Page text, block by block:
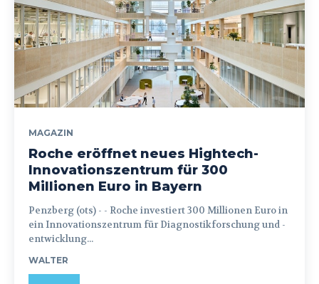
MAGAZIN
Roche eröffnet neues Hightech-
Innovationszentrum für 300
Millionen Euro in Bayern
Penzberg (ots) - - Roche investiert 300 Millionen Euro in
ein Innovationszentrum für Diagnostikforschung und -
entwicklung...
WALTER